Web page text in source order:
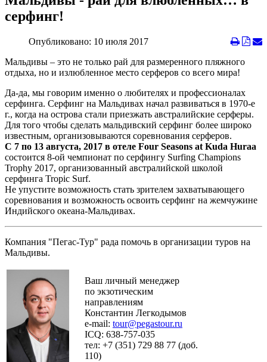
серфинг!
Опубликовано: 10 июля 2017
Мальдивы – это не только рай для размеренного пляжного
отдыха, но и излюбленное место серферов со всего мира!
Да-да, мы говорим именно о любителях и профессионалах
серфинга. Серфинг на Мальдивах начал развиваться в 1970-е
г., когда на острова стали приезжать австралийские серферы.
Для того чтобы сделать мальдивский серфинг более широко
известным, организовываются соревнования серферов.
С 7 по 13 августа, 2017 в отеле Four Seasons at Kuda Huraa
состоится 8-ой чемпионат по серфингу Surfing Champions
Trophy 2017, организованный австралийской школой
серфинга Tropic Surf.
Не упустите возможность стать зрителем захватывающего
соревнования и возможность освоить серфинг на жемчужине
Индийского океана-Мальдивах.
Компания "Пегас-Тур" рада помочь в организации туров на
Мальдивы.
Ваш личный менеджер
по экзотическим
направлениям
Константин Легкодымов
e-mail: tour@pegastour.ru
ICQ: 638-757-035
тел: +7 (351) 729 88 77 (доб.
110)